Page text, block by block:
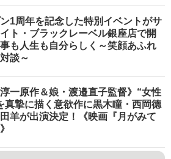
1周年を記念した特別イベントがサ
ト・ブラックレーベル銀座店で開
も人生も自分らしく～笑顔あふれ
談～
淳一原作＆娘・渡邉直子監督》“女性
真摯に描く意欲作に黒木瞳・西岡德
羊が出演決定！《映画『月がみて